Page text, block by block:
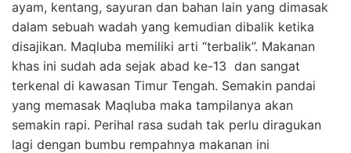
ayam, kentang, sayuran dan bahan lain yang dimasak
dalam sebuah wadah yang kemudian dibalik ketika
disajikan. Maqluba memiliki arti “terbalik”. Makanan
khas ini sudah ada sejak abad ke-13 dan sangat
terkenal di kawasan Timur Tengah. Semakin pandai
yang memasak Maqluba maka tampilanya akan
semakin rapi. Perihal rasa sudah tak perlu diragukan
lagi dengan bumbu rempahnya makanan ini